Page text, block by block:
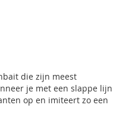
die zijn meest
je met een slappe lijn
op en imiteert zo een